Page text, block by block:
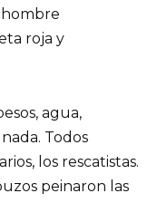
hombre
roja y
agua,
Todos
los rescatistas.
peinaron las